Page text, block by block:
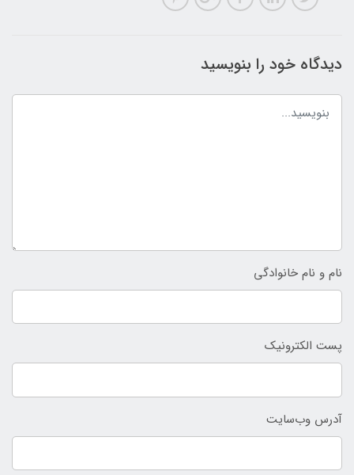
دیدگاه خود را بنویسید
نام و نام خانوادگی
پست الکترونیک
آدرس وب‌سایت